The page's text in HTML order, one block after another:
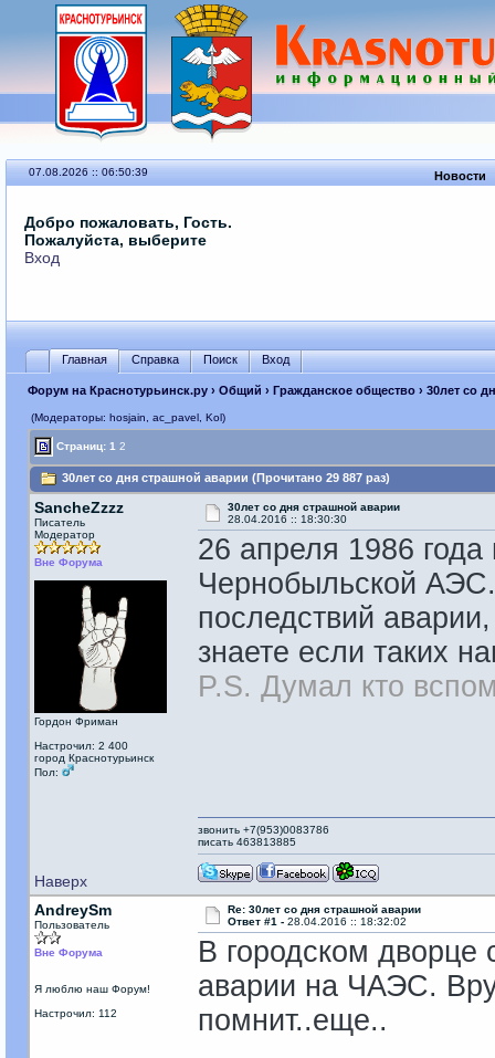
07.08.2026 :: 06:50:39 Новости
Добро пожаловать, Гость.
Пожалуйста, выберите
Вход
Главная Справка Поиск Вход
Форум на Краснотурьинск.ру› Общий › Гражданское общество› 30лет со
(Модераторы: hosjain, ac_pavel, Kol)
Страниц: 1 2
30лет со дня страшной аварии (Прочитано 29 887 раз)
SancheZzzz
Писатель
Модератор
Вне Форума
Гордон Фриман
Настрочил: 2 400
город Краснотурьинск
Пол:
30лет со дня страшной аварии
28.04.2016 :: 18:30:30
26 апреля 1986
Чернобыльской
последствий
знаете если таких
P.S. Думал кто
Наверх
звонить +7(953)0083786
писать 463813885
AndreySm
Пользователь
Вне Форума
Я люблю наш Форум!
Настрочил: 112
Re: 30лет со дня страшной аварии
Ответ #1 - 28.04.2016 :: 18:32:02
В городском дворце
аварии на ЧАЭС.
помнит..еще..